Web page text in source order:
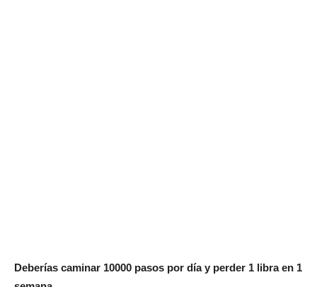
Deberías caminar 10000 pasos por día y perder 1 libra en 1